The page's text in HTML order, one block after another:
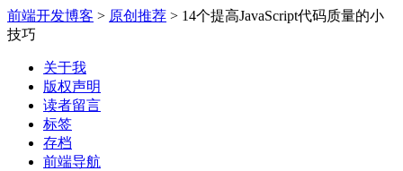
前端开发博客 > 原创推荐 > 14个提高JavaScript代码质量的小
技巧
关于我
版权声明
读者留言
标签
存档
前端导航